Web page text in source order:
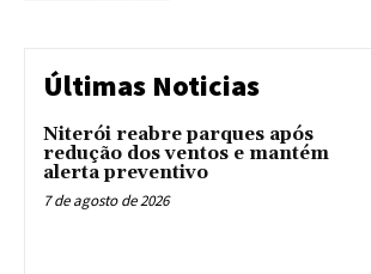
Últimas Noticias
Niterói reabre parques após
redução dos ventos e mantém
alerta preventivo
7 de agosto de 2026